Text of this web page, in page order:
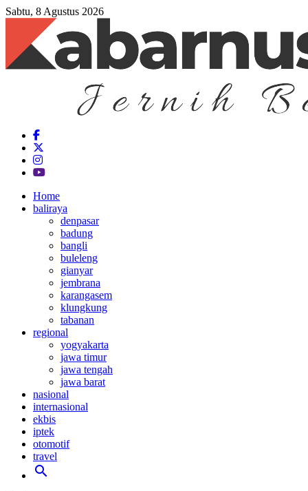
Sabtu, 8 Agustus 2026
Home
baliraya
denpasar
badung
bangli
buleleng
gianyar
jembrana
karangasem
klungkung
tabanan
regional
yogyakarta
jawa timur
jawa tengah
jawa barat
nasional
internasional
ekbis
iptek
otomotif
travel
search